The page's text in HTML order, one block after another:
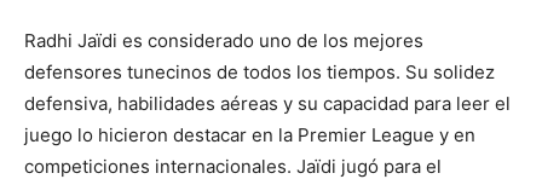
Radhi Jaïdi es considerado uno de los mejores
defensores tunecinos de todos los tiempos. Su solidez
defensiva, habilidades aéreas y su capacidad para leer el
juego lo hicieron destacar en la Premier League y en
competiciones internacionales. Jaïdi jugó para el